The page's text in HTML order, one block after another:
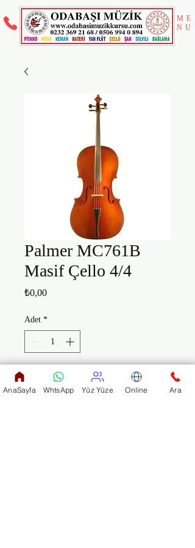
ME
NU
Palmer MC761B
Masif Çello 4/4
₺0,00Fiyat
Adet *
Sepete Ekle
AnaSayfa WhtsApp Yüz Yüze Online Ara